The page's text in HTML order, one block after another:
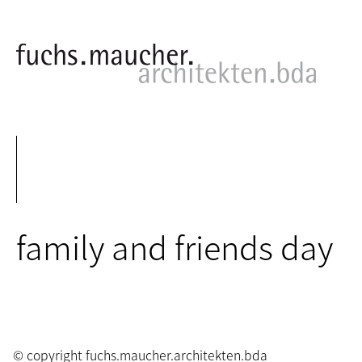
family and friends day
© copyright fuchs.maucher.architekten.bda